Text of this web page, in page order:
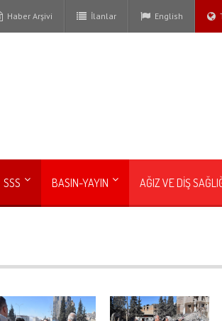
Haber Arşivi İlanlar English
SSS BASIN-YAYIN AĞIZ VE DİŞ